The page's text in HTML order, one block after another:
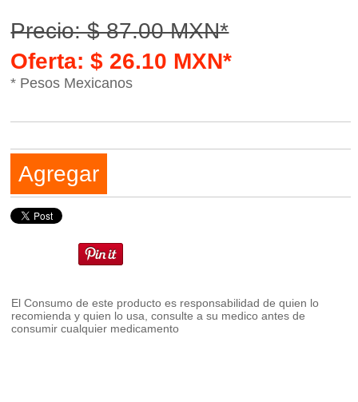
Precio: $ 87.00 MXN*
Oferta: $ 26.10 MXN*
* Pesos Mexicanos
Agregar
El Consumo de este producto es responsabilidad de quien lo
recomienda y quien lo usa, consulte a su medico antes de
consumir cualquier medicamento